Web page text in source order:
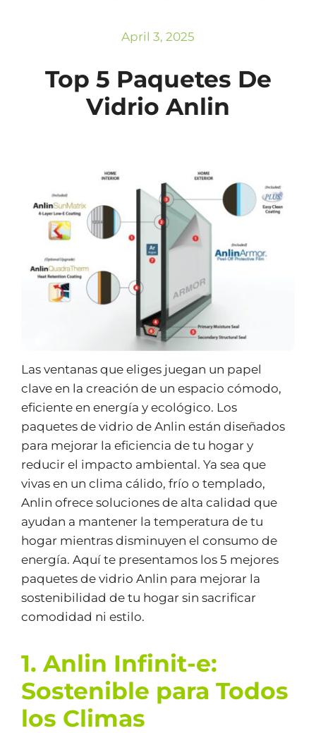
April 3, 2025
Top 5 Paquetes De
Vidrio Anlin
Las ventanas que eliges juegan un papel
clave en la creación de un espacio cómodo,
eficiente en energía y ecológico. Los
paquetes de vidrio de Anlin están diseñados
para mejorar la eficiencia de tu hogar y
reducir el impacto ambiental. Ya sea que
vivas en un clima cálido, frío o templado,
Anlin ofrece soluciones de alta calidad que
ayudan a mantener la temperatura de tu
hogar mientras disminuyen el consumo de
energía. Aquí te presentamos los 5 mejores
paquetes de vidrio Anlin para mejorar la
sostenibilidad de tu hogar sin sacrificar
comodidad ni estilo.
1. Anlin Infinit-e:
Sostenible para Todos
los Climas